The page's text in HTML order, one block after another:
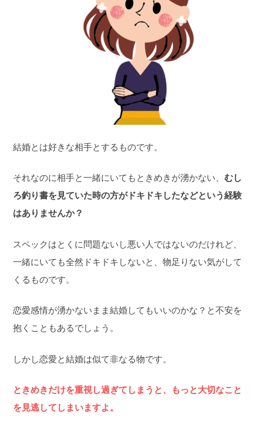
結婚とは好きな相手とするものです。
それなのに相手と一緒にいてもときめきが湧かない、むし
ろ釣り書を見ていた時の方がドキドキしたなどという経験
はありませんか？
スペックはとくに問題ないし悪い人ではないのだけれど、
一緒にいても全然ドキドキしないと、物足りない気がして
くるものです。
恋愛感情が湧かないまま結婚してもいいのかな？と不安を
抱くこともあるでしょう。
しかし恋愛と結婚は似て非なる物です。
ときめきだけを重視し過ぎてしまうと、もっと大切なこと
を見逃してしまいますよ。